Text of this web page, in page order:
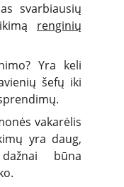
svarbiausių
renginių
Yra keli
šefų iki
vakarėlis
yra daug,
būna